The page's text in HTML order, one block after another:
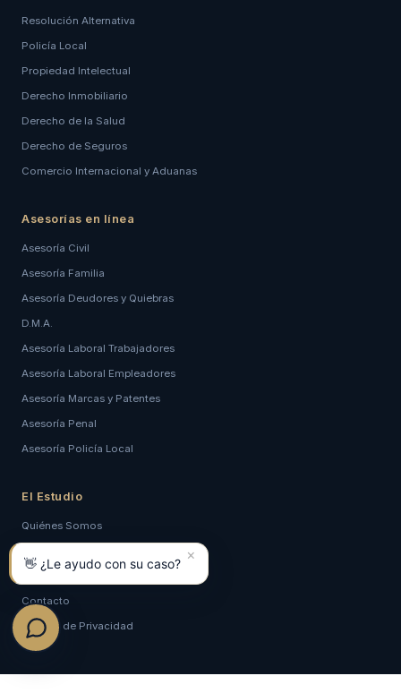
Resolución Alternativa
Policía Local
Propiedad Intelectual
Derecho Inmobiliario
Derecho de la Salud
Derecho de Seguros
Comercio Internacional y Aduanas
Asesorías en línea
Asesoría Civil
Asesoría Familia
Asesoría Deudores y Quiebras
D.M.A.
Asesoría Laboral Trabajadores
Asesoría Laboral Empleadores
Asesoría Marcas y Patentes
Asesoría Penal
Asesoría Policía Local
El Estudio
Quiénes Somos
Contacto
Política de Privacidad
×
👋 ¿Le ayudo con su caso?